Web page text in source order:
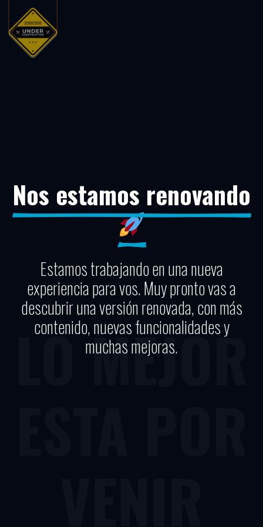
Nos estamos renovando
Estamos trabajando en una nueva
experiencia para vos. Muy pronto vas a
descubrir una versión renovada, con más
contenido, nuevas funcionalidades y
muchas mejoras.
LO MEJOR